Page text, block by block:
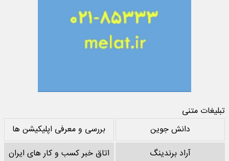
تبلیغات متنی
دانش جوین
بررسی و معرفی اپلیکیشن ها
آراد برندینگ
اتاق خبر کسب و کار های ایران